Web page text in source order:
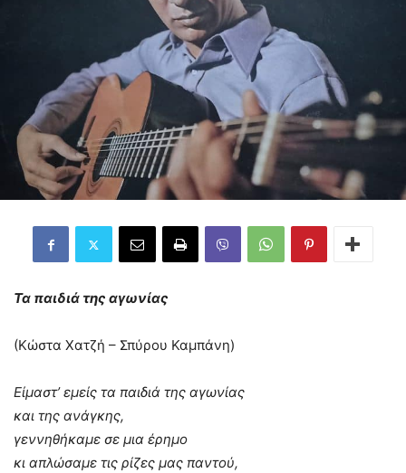
Τα παιδιά της αγωνίας
(Κώστα Χατζή – Σπύρου Καμπάνη)
Είμαστ’ εμείς τα παιδιά της αγωνίας
και της ανάγκης,
γεννηθήκαμε σε μια έρημο
κι απλώσαμε τις ρίζες μας παντού,